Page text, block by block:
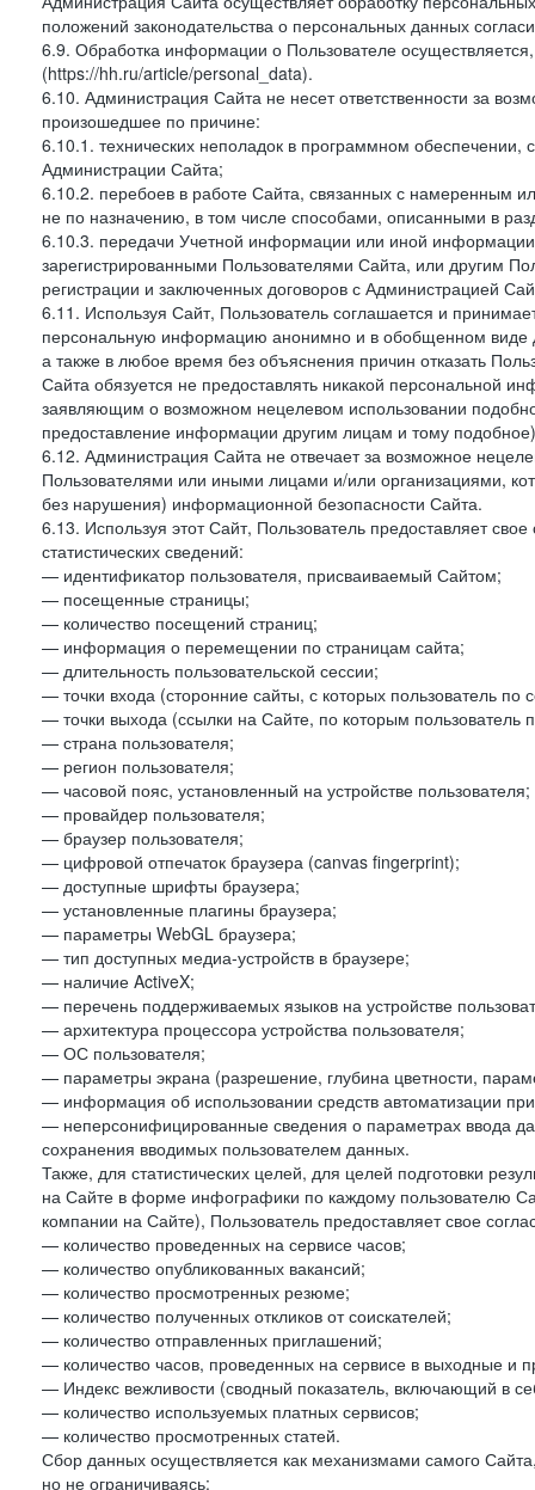
положений законодательства о персональных данных
6.9. Обработка информации о Пользователе
(https://hh.ru/article/personal_data).
6.10. Администрация Сайта не несет ответственности за
произошедшее по причине:
6.10.1. технических неполадок в программном
Администрации Сайта;
6.10.2. перебоев в работе Сайта, связанных с намеренным
не по назначению, в том числе способами, описанными в
6.10.3. передачи Учетной информации или иной
зарегистрированными Пользователями Сайта, или другим
регистрации и заключенных договоров с Администрацией
6.11. Используя Сайт, Пользователь соглашается и
персональную информацию анонимно и в обобщенном виде
а также в любое время без объяснения причин отказать
Сайта обязуется не предоставлять никакой персональной
заявляющим о возможном нецелевом использовании
предоставление информации другим лицам и тому
6.12. Администрация Сайта не отвечает за возможное
Пользователями или иными лицами и/или организациями,
без нарушения) информационной безопасности Сайта.
6.13. Используя этот Сайт, Пользователь предоставляет
статистических сведений:
— идентификатор пользователя, присваиваемый Сайтом;
— посещенные страницы;
— количество посещений страниц;
— информация о перемещении по страницам сайта;
— длительность пользовательской сессии;
— точки входа (сторонние сайты, с которых пользователь по
— точки выхода (ссылки на Сайте, по которым пользователь
— страна пользователя;
— регион пользователя;
— часовой пояс, установленный на устройстве пользователя;
— провайдер пользователя;
— браузер пользователя;
— цифровой отпечаток браузера (canvas fingerprint);
— доступные шрифты браузера;
— установленные плагины браузера;
— параметры WebGL браузера;
— тип доступных медиа-устройств в браузере;
— наличие ActiveX;
— перечень поддерживаемых языков на устройстве
— архитектура процессора устройства пользователя;
— ОС пользователя;
— параметры экрана (разрешение, глубина цветности,
— информация об использовании средств автоматизации
— неперсонифицированные сведения о параметрах ввода
сохранения вводимых пользователем данных.
Также, для статистических целей, для целей подготовки
на Сайте в форме инфографики по каждому пользователю
компании на Сайте), Пользователь предоставляет свое
— количество проведенных на сервисе часов;
— количество опубликованных вакансий;
— количество просмотренных резюме;
— количество полученных откликов от соискателей;
— количество отправленных приглашений;
— количество часов, проведенных на сервисе в выходные и
— Индекс вежливости (сводный показатель, включающий в
— количество используемых платных сервисов;
— количество просмотренных статей.
Сбор данных осуществляется как механизмами самого
но не ограничиваясь: